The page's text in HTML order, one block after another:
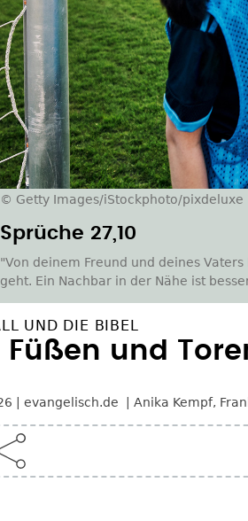
© Getty Images/iStockphoto/pixdeluxe
Sprüche 27,10
"Von deinem Freund und deines
geht. Ein Nachbar in der Nähe ist
UND DIE BIBEL
Füßen und
evangelisch.de Anika Kempf,